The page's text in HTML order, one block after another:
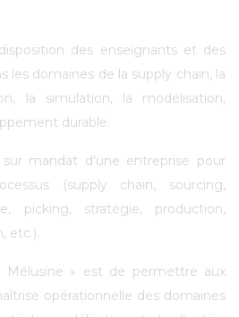
des enseignants et des
les domaines de la supply chain, la
la simulation, la modélisation,
durable.
sur mandat d'une entreprise pour
(supply chain, sourcing,
picking, stratégie, production,
etc.).
Mélusine » est de permettre aux
opérationnelle des domaines